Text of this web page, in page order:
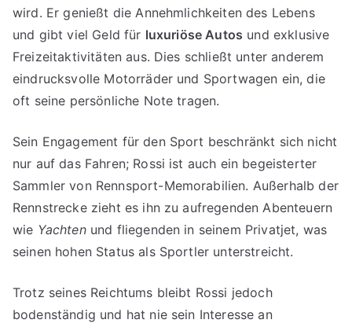
wird. Er genießt die Annehmlichkeiten des Lebens
und gibt viel Geld für luxuriöse Autos und exklusive
Freizeitaktivitäten aus. Dies schließt unter anderem
eindrucksvolle Motorräder und Sportwagen ein, die
oft seine persönliche Note tragen.
Sein Engagement für den Sport beschränkt sich nicht
nur auf das Fahren; Rossi ist auch ein begeisterter
Sammler von Rennsport-Memorabilien. Außerhalb der
Rennstrecke zieht es ihn zu aufregenden Abenteuern
wie Yachtenund fliegenden in seinem Privatjet, was
seinen hohen Status als Sportler unterstreicht.
Trotz seines Reichtums bleibt Rossi jedoch
bodenständig und hat nie sein Interesse an